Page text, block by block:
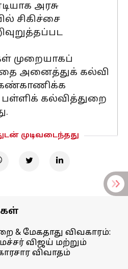
அரசு
சிகிச்சை
முறையாகப்
அனைத்துக் கல்வி
கல்வித்துறை
முடிவடைந்தது
& மேகதாது விவகாரம்:
விஜய் மற்றும்
விவாதம்